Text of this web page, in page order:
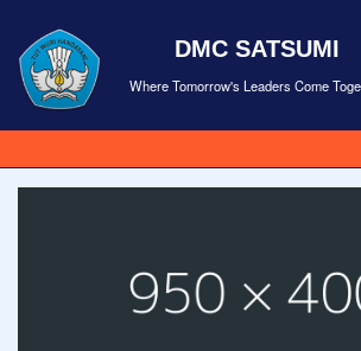
DMC SATSUMI
Where Tomorrow's Leaders Come